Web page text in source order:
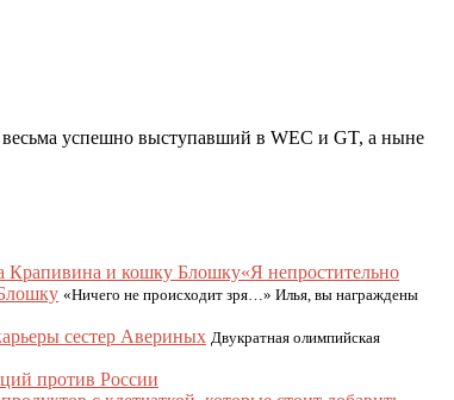
успешно выступавший в WEC и GT, а ныне
«Я непростительно
«Ничего не происходит зря…» Илья, вы награждены
сестер Авериных Двукратная олимпийская
против России